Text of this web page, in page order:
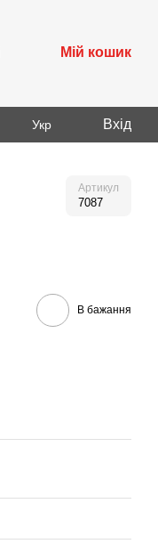
Мій кошик
Укр Вхід
Артикул
7087
В бажання